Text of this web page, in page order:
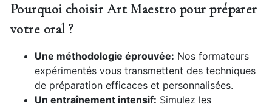
Pourquoi choisir Art Maestro pour préparer
votre oral ?
Une méthodologie éprouvée: Nos formateurs
expérimentés vous transmettent des techniques
de préparation efficaces et personnalisées.
Un entraînement intensif: Simulez les